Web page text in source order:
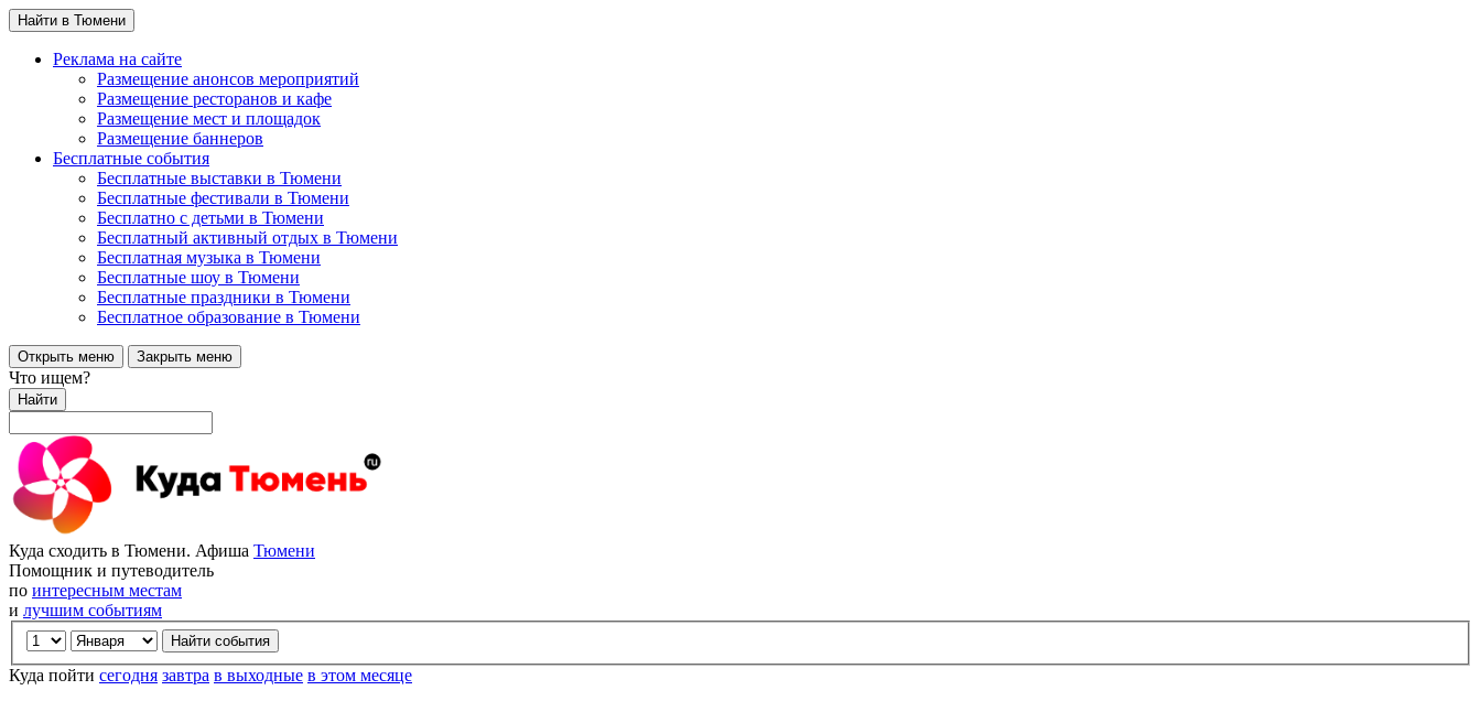
Найти в Тюмени
Реклама на сайте
Размещение анонсов мероприятий
Размещение ресторанов и кафе
Размещение мест и площадок
Размещение баннеров
Бесплатные события
Бесплатные выставки в Тюмени
Бесплатные фестивали в Тюмени
Бесплатно с детьми в Тюмени
Бесплатный активный отдых в Тюмени
Бесплатная музыка в Тюмени
Бесплатные шоу в Тюмени
Бесплатные праздники в Тюмени
Бесплатное образование в Тюмени
Открыть меню Закрыть меню
Что ищем?
Найти
Куда сходить в Тюмени. Афиша Тюмени
Помощник и путеводитель
по интересным местам
и лучшим событиям
Куда пойти сегодня завтра в выходные в этом месяце